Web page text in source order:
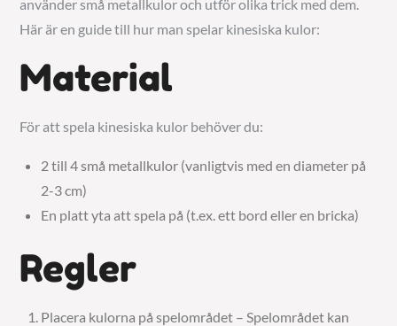
använder små metallkulor och utför olika trick med dem.
Här är en guide till hur man spelar kinesiska kulor:
Material
För att spela kinesiska kulor behöver du:
2 till 4 små metallkulor (vanligtvis med en diameter på
2-3 cm)
En platt yta att spela på (t.ex. ett bord eller en bricka)
Regler
Placera kulorna på spelområdet – Spelområdet kan